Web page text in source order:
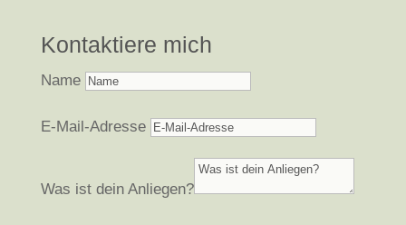
Kontaktiere mich
Name
E-Mail-Adresse
Was ist dein Anliegen?